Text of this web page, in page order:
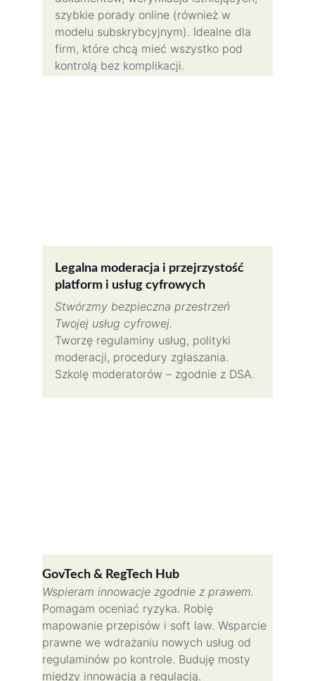
Legalna moderacja i przejrzystość
platform i usług cyfrowych
Stwórzmy bezpieczna przestrzeń
Twojej usług cyfrowej.
Tworzę regulaminy usług, polityki
moderacji, procedury zgłaszania.
Szkolę moderatorów – zgodnie z DSA.
szybkie porady online (również w
modelu subskrybcyjnym). Idealne dla
firm, które chcą mieć wszystko pod
kontrolą bez komplikacji.
GovTech & RegTech Hub
Wspieram innowacje zgodnie z prawem.
Pomagam oceniać ryzyka. Robię
mapowanie przepisów i soft law. Wsparcie
prawne we wdrażaniu nowych usług od
regulaminów po kontrole. Buduję mosty
między innowacją a regulacją.